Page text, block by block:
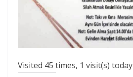
Visited 45 times, 1 visit(s) today